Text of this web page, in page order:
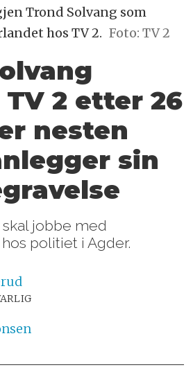
Trond Solvang som
hos TV 2. Foto: TV 2
2 etter 26
nesten
sin
jobbe med
politiet i Agder.